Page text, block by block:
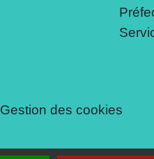
Gestion des cookies